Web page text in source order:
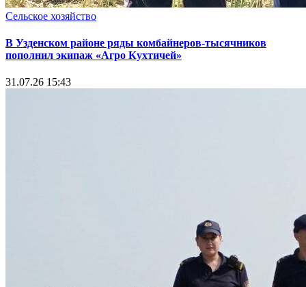
Сельское хозяйство
В Узденском районе ряды комбайнеров-тысячников
пополнил экипаж «Агро Кухтичей»
31.07.26 15:43